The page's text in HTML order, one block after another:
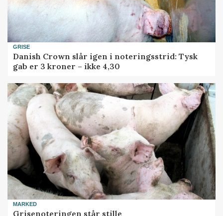
GRISE
Danish Crown slår igen i noteringsstrid: Tysk
gab er 3 kroner – ikke 4,30
MARKED
Grisenoteringen står stille